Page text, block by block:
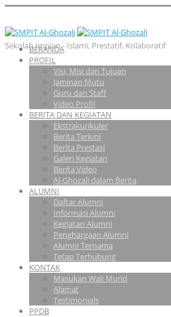
Sekolah Impian - Islami, Prestatif, Kolaboratif
BERANDA
PROFIL
Visi, Misi dan Tujuan
Jaminan Mutu
Guru dan Staff
Video Profil
BERITA DAN KEGIATAN
Ekstrakurikuler
Berita Terkini
Berita Prestasi
Galeri Kegiatan
Berita Video
Al-Ghozali dalam Berita
ALUMNI
Daftar Alumni
Informasi Alumni
Kegiatan Alumni
Penghargaan Alumni
Alumni Ternama
Tetap Terhubung
KONTAK
Masukan Wali Murid
Alamat
Testimonials
PPDB